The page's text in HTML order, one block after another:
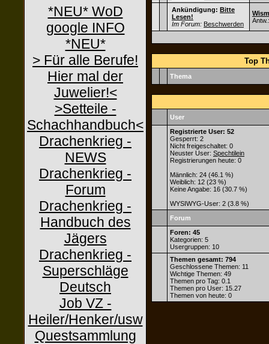
*NEU* WoD
google INFO
*NEU*
> Für alle Berufe!
Hier mal der
Juwelier!<
>Setteile -
Schachhandbuch<
Drachenkrieg -
NEWS
Drachenkrieg -
Forum
Drachenkrieg -
Handbuch des
Jägers
Drachenkrieg -
Superschläge
Deutsch
Job VZ -
Heiler/Henker/usw
Questsammlung
Ankündigung: Bitte
Lesen!
Im Forum: Beschwerden
Top
Thema
User
Registrierte User: 52
Gesperrt: 2
Nicht freigeschaltet: 0
Neuster User: Spechtilein
Registrierungen heute: 0
Männlich: 24 (46.1 %)
Weiblich: 12 (23 %)
Keine Angabe: 16 (30.7 %)
WYSIWYG-User: 2 (3.8 %)
Forum
Foren: 45
Kategorien: 5
Usergruppen: 10
Themen gesamt: 794
Geschlossene Themen: 11
Wichtige Themen: 49
Themen pro Tag: 0.1
Themen pro User: 15.27
Themen von heute: 0